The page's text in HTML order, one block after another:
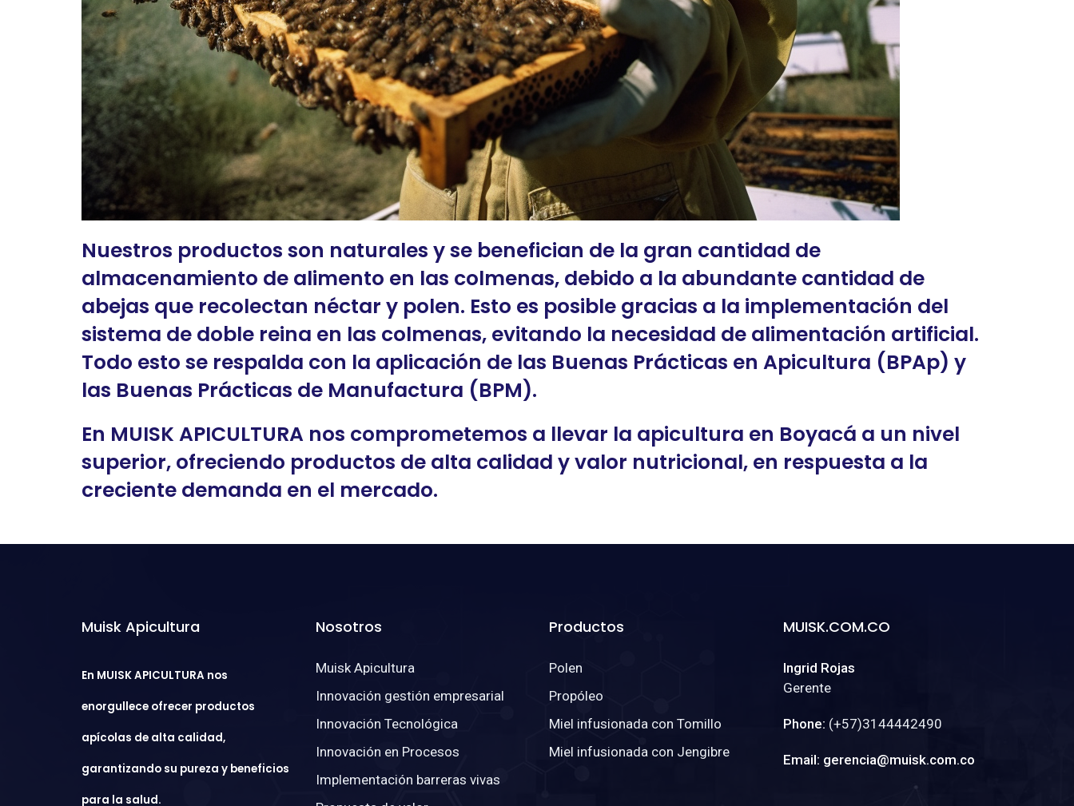
Nuestros productos son naturales y se benefician de la gran cantidad de
almacenamiento de alimento en las colmenas, debido a la abundante cantidad de
abejas que recolectan néctar y polen. Esto es posible gracias a la implementación del
sistema de doble reina en las colmenas, evitando la necesidad de alimentación artificial.
Todo esto se respalda con la aplicación de las Buenas Prácticas en Apicultura (BPAp) y
las Buenas Prácticas de Manufactura (BPM).
En MUISK APICULTURA nos comprometemos a llevar la apicultura en Boyacá a un nivel
superior, ofreciendo productos de alta calidad y valor nutricional, en respuesta a la
creciente demanda en el mercado.
Muisk Apicultura
En MUISK APICULTURA nos
enorgullece ofrecer productos
apícolas de alta calidad,
garantizando su pureza y beneficios
para la salud.
Nosotros
Muisk Apicultura
Innovación gestión empresarial
Innovación Tecnológica
Innovación en Procesos
Implementación barreras vivas
Productos
Polen
Propóleo
Miel infusionada con Tomillo
Miel infusionada con Jengibre
MUISK.COM.CO
Ingrid Rojas
Gerente
Phone: (+57)3144442490
Email: gerencia@muisk.com.co